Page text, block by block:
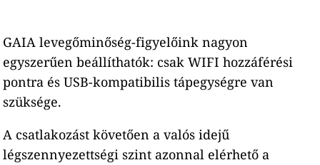
GAIA levegőminőség-figyelőink nagyon
egyszerűen beállíthatók: csak WIFI hozzáférési
pontra és USB-kompatibilis tápegységre van
szüksége.
A csatlakozást követően a valós idejű
légszennyezettségi szint azonnal elérhető a